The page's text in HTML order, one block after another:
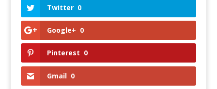
Twitter 0
Google+ 0
Pinterest 0
Gmail 0